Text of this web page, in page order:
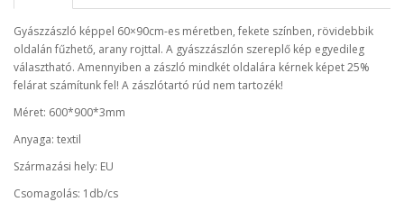
Gyászzászló képpel 60×90cm-es méretben, fekete színben, rövidebbik
oldalán fűzhető, arany rojttal. A gyászzászlón szereplő kép egyedileg
választható. Amennyiben a zászló mindkét oldalára kérnek képet 25%
felárat számítunk fel! A zászlótartó rúd nem tartozék!
Méret: 600*900*3mm
Anyaga: textil
Származási hely: EU
Csomagolás: 1db/cs